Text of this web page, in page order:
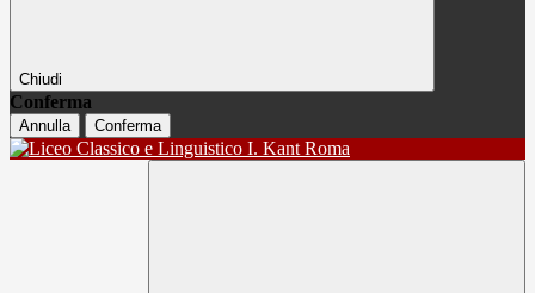
Chiudi
Conferma
Annulla Conferma